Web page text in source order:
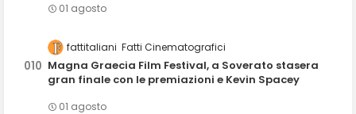
01 agosto
fattitaliani Fatti Cinematografici
Magna Graecia Film Festival, a Soverato stasera
gran finale con le premiazioni e Kevin Spacey
01 agosto